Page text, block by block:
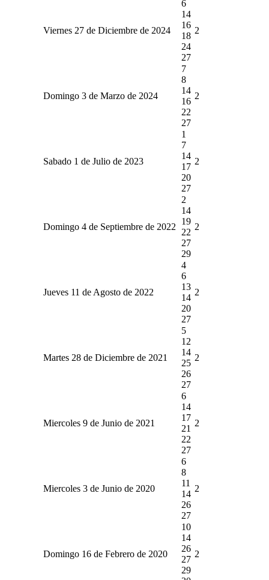
Viernes 27 de Diciembre de 2024
6
14
16
18
24
27
2
Domingo 3 de Marzo de 2024
7
8
14
16
22
27
2
Sabado 1 de Julio de 2023
1
7
14
17
20
27
2
Domingo 4 de Septiembre de 2022
2
14
19
22
27
29
2
Jueves 11 de Agosto de 2022
4
6
13
14
20
27
2
Martes 28 de Diciembre de 2021
5
12
14
25
26
27
2
Miercoles 9 de Junio de 2021
6
14
17
21
22
27
2
Miercoles 3 de Junio de 2020
6
8
11
14
26
27
2
Domingo 16 de Febrero de 2020
10
14
26
27
29
2